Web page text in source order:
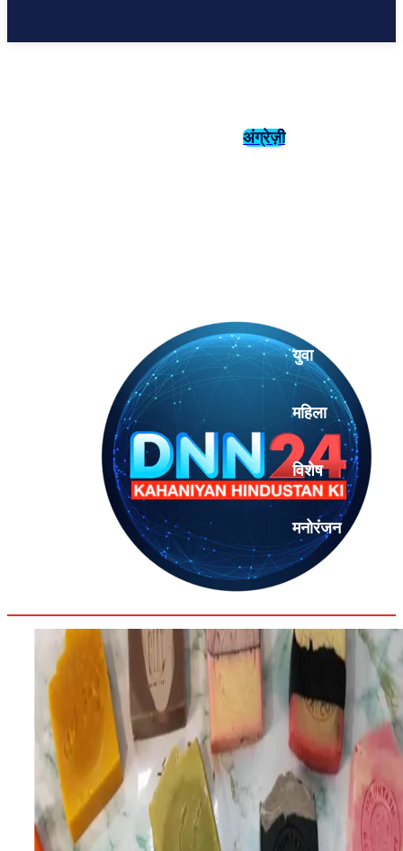
अंग्रेज़ी
युवा
महिला
विशेष
मनोरंजन